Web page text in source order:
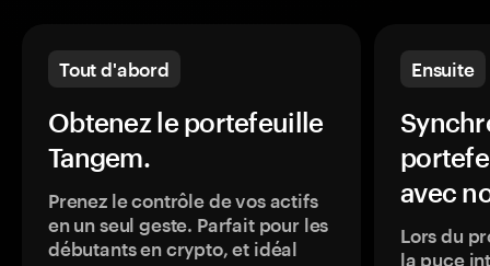
Tout d'abord
Obtenez le portefeuille
Tangem.
Prenez le contrôle de vos actifs
en un seul geste. Parfait pour les
débutants en crypto, et idéal
Ensuite
avec
Lors du
la puce